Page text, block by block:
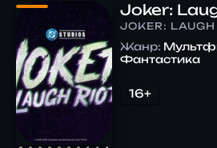
Joker:
JOKER:
Жанр:
Фантастика
16+